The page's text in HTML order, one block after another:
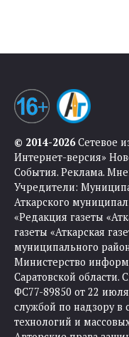
© 2014-2026Сетевое
Интернет-версия»
События. Реклама.
Учредители:
Аткарского
«Редакция газеты
газеты «Аткарская
муниципального
Министерство
Саратовской
ФС77-89850 от 22
службой по надзору
технологий и